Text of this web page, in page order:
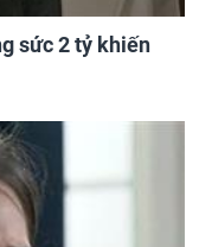
sức 2 tỷ khiến